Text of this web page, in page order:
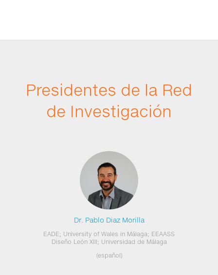
Presidentes de la Red
de Investigación
Dr. Pablo Diaz Morilla
EADE; University of Wales in Málaga; EEAASS
Diseño León XIII; Universidad de Málaga
(español)